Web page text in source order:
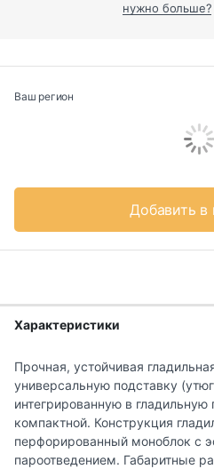
нужно больше?
Ваш регион
Добавить в
Характеристики
Прочная, устойчивая
универсальную подставку
интегрированную в гладильную
компактной. Конструкция
перфорированный моноблок с
пароотведением. Габаритные